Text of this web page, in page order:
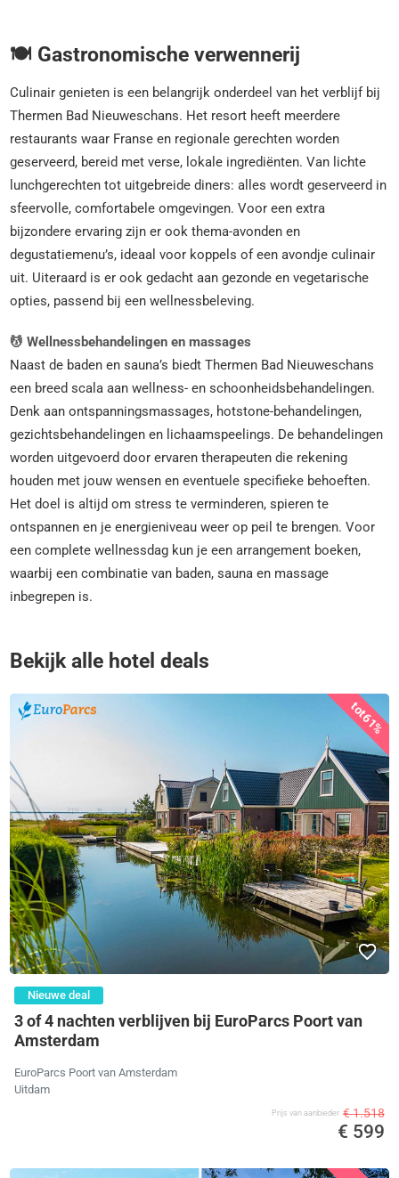
🍽️ Gastronomische verwennerij
Culinair genieten is een belangrijk onderdeel van het verblijf bij
Thermen Bad Nieuweschans. Het resort heeft meerdere
restaurants waar Franse en regionale gerechten worden
geserveerd, bereid met verse, lokale ingrediënten. Van lichte
lunchgerechten tot uitgebreide diners: alles wordt geserveerd in
sfeervolle, comfortabele omgevingen. Voor een extra
bijzondere ervaring zijn er ook thema-avonden en
degustatiemenu’s, ideaal voor koppels of een avondje culinair
uit. Uiteraard is er ook gedacht aan gezonde en vegetarische
opties, passend bij een wellnessbeleving.
💆 Wellnessbehandelingen en massages
Naast de baden en sauna’s biedt Thermen Bad Nieuweschans
een breed scala aan wellness- en schoonheidsbehandelingen.
Denk aan ontspanningsmassages, hotstone-behandelingen,
gezichtsbehandelingen en lichaamspeelings. De behandelingen
worden uitgevoerd door ervaren therapeuten die rekening
houden met jouw wensen en eventuele specifieke behoeften.
Het doel is altijd om stress te verminderen, spieren te
ontspannen en je energieniveau weer op peil te brengen. Voor
een complete wellnessdag kun je een arrangement boeken,
waarbij een combinatie van baden, sauna en massage
inbegrepen is.
Bekijk alle hotel deals
tot
61%
Nieuwe deal
3 of 4 nachten verblijven bij EuroParcs Poort van
Amsterdam
EuroParcs Poort van Amsterdam
Uitdam
Prijs van aanbieder € 1.518
€ 599